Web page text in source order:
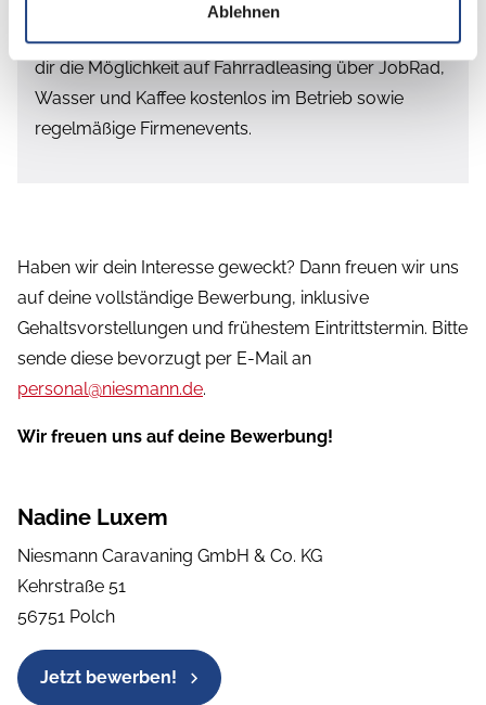
Ablehnen
Arbeitsplatz mit anspruchsvollen Aufgaben, die du
eigenverantwortlich durchführst. Zudem bieten wir
dir die Möglichkeit auf Fahrradleasing über JobRad,
Wasser und Kaffee kostenlos im Betrieb sowie
regelmäßige Firmenevents.
Haben wir dein Interesse geweckt? Dann freuen wir uns
auf deine vollständige Bewerbung, inklusive
Gehaltsvorstellungen und frühestem Eintrittstermin. Bitte
sende diese bevorzugt per E-Mail an
personal@niesmann.de.
Wir freuen uns auf deine Bewerbung!
Nadine Luxem
Niesmann Caravaning GmbH & Co. KG
Kehrstraße 51
56751 Polch
Jetzt bewerben!